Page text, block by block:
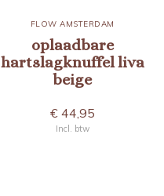
FLOW AMSTERDAM
oplaadbare
hartslagknuffel liva
beige
€ 44,95
Incl. btw